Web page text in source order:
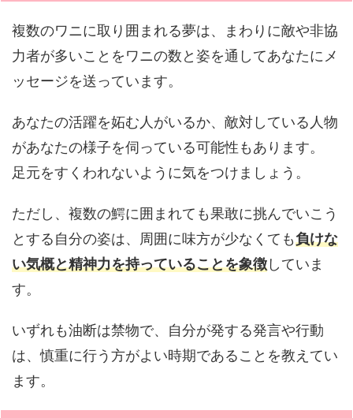
複数のワニに取り囲まれる夢は、まわりに敵や非協
力者が多いことをワニの数と姿を通してあなたにメ
ッセージを送っています。
あなたの活躍を妬む人がいるか、敵対している人物
があなたの様子を伺っている可能性もあります。
足元をすくわれないように気をつけましょう。
ただし、複数の鰐に囲まれても果敢に挑んでいこう
とする自分の姿は、周囲に味方が少なくても負けな
い気概と精神力を持っていることを象徴していま
す。
いずれも油断は禁物で、自分が発する発言や行動
は、慎重に行う方がよい時期であることを教えてい
ます。